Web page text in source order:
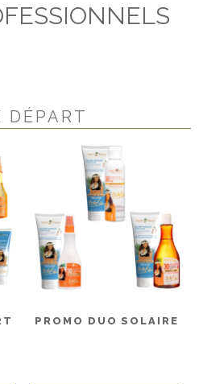
DÉPART
PROMO DUO SOLAIRE